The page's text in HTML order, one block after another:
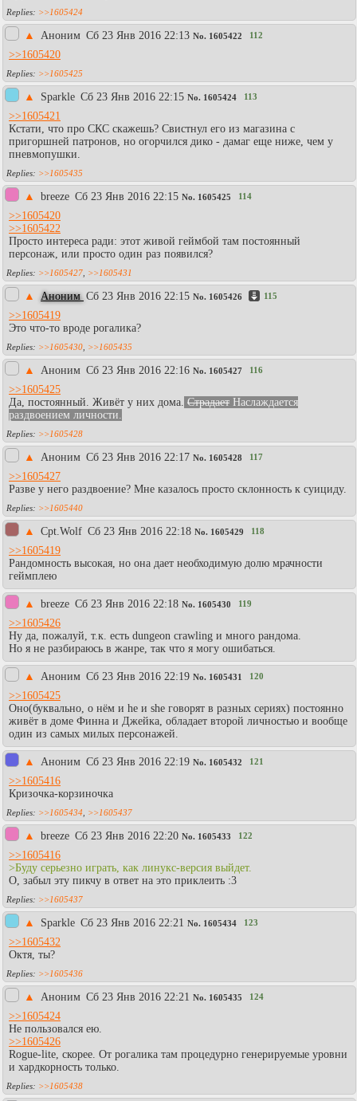
>>1605424
▲ Аноним Сб 23 Янв 2016 22:13 No. 1605422 112
>>1605420
>>1605425
▲ Sparkle Сб 23 Янв 2016 22:15 No. 1605424 113
>>1605421
Кстати, что про СКС скажешь? Свистнул его из магазина с
пригоршней патронов, но огорчился дико - дамаг еще ниже, чем у
пневмопушки.
>>1605435
▲ breeze Сб 23 Янв 2016 22:15 No. 1605425 114
>>1605420
>>1605422
Просто интереса ради: этот живой геймбой там постоянный
персонаж, или просто один раз появился?
>>1605427 >>1605431
▲ Аноним Сб 23 Янв 2016 22:15 No. 1605426 115
>>1605419
Это что-то вроде рогалика?
>>1605430 >>1605435
▲ Аноним Сб 23 Янв 2016 22:16 No. 1605427 116
>>1605425
Да, постоянный. Живёт у них дома. Страдает Наслаждается
раздвоением личности.
>>1605428
▲ Аноним Сб 23 Янв 2016 22:17 No. 1605428 117
>>1605427
Разве у него раздвоение? Мне казалось просто склонность к суициду.
>>1605440
▲ Cpt.Wolf Сб 23 Янв 2016 22:18 No. 1605429 118
>>1605419
Рандомность высокая, но она дает необходимую долю мрачности
геймплею
▲ breeze Сб 23 Янв 2016 22:18 No. 1605430 119
>>1605426
Ну да, пожалуй, т.к. есть dungeon crawling и много рандома.
Но я не разбираюсь в жанре, так что я могу ошибаться.
▲ Аноним Сб 23 Янв 2016 22:19 No. 1605431 120
>>1605425
Оно(буквально, о нём и he и she говорят в разных сериях) постоянно
живёт в доме Финна и Джейка, обладает второй личностью и вообще
один из самых милых персонажей.
▲ Aнoним Сб 23 Янв 2016 22:19 No. 1605432 121
>>1605416
Кризочка-корзиночка
>>1605434 >>1605437
▲ breeze Сб 23 Янв 2016 22:20 No. 1605433 122
>>1605416
>Буду серьезно играть, как линукс-версия выйдет.
О, забыл эту пикчу в ответ на это приклеить :3
>>1605437
▲ Sparkle Сб 23 Янв 2016 22:21 No. 1605434 123
>>1605432
Октя, ты?
>>1605436
▲ Аноним Сб 23 Янв 2016 22:21 No. 1605435 124
>>1605424
Не пользовался ею.
>>1605426
Rogue-lite, скорее. От рогалика там процедурно генерируемые уровни
и хардкорность только.
>>1605438